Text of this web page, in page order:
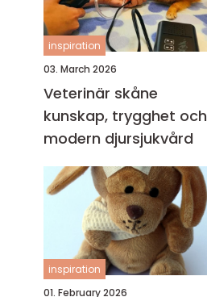
inspiration
03. March 2026
Veterinär skåne
kunskap, trygghet och
modern djursjukvård
inspiration
01. February 2026